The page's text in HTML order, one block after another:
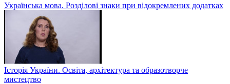
Українська мова. Розділові знаки при відокремлених додатках
Історія України. Освіта, архітектура та образотворче
мистецтво